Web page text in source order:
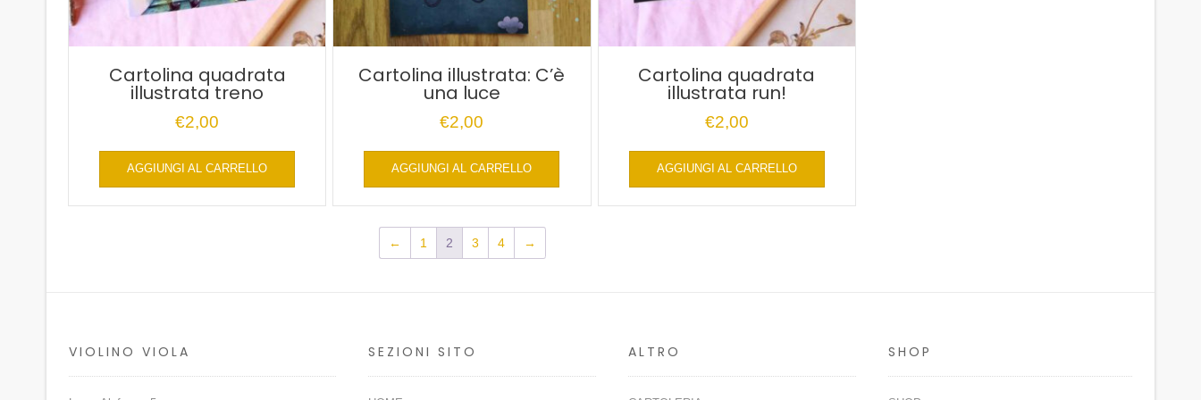
Cartolina quadrata
illustrata treno
€2,00
AGGIUNGI AL CARRELLO
Cartolina illustrata: C’è
una luce
€2,00
AGGIUNGI AL CARRELLO
Questo
ha
Cartolina quadrata
illustrata run!
€2,00
AGGIUNGI AL CARRELLO
← 1 2 3 4 →
VIOLINO VIOLA SEZIONI SITO ALTRO SHOP